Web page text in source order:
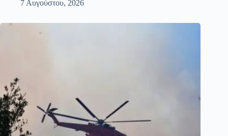
7 Αυγούστου, 2026